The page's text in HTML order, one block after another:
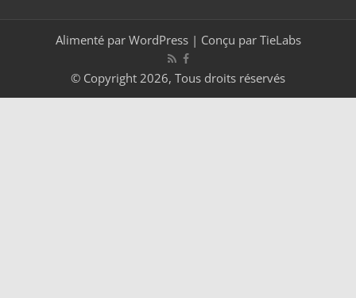
Alimenté par WordPress| Conçu par TieLabs
© Copyright 2026, Tous droits réservés